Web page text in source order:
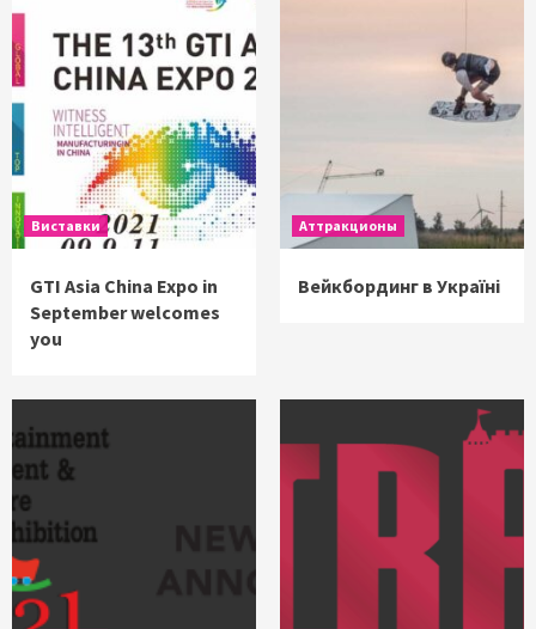
Виставки
GTI Asia China Expo in
September welcomes
you
Аттракционы
Вейкбординг в Україні